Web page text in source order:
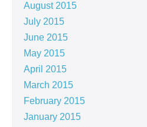
August 2015
July 2015
June 2015
May 2015
April 2015
March 2015
February 2015
January 2015